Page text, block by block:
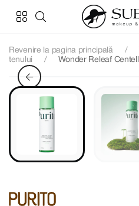
Revenire la pagina principală
tenului
Wonder Releaf